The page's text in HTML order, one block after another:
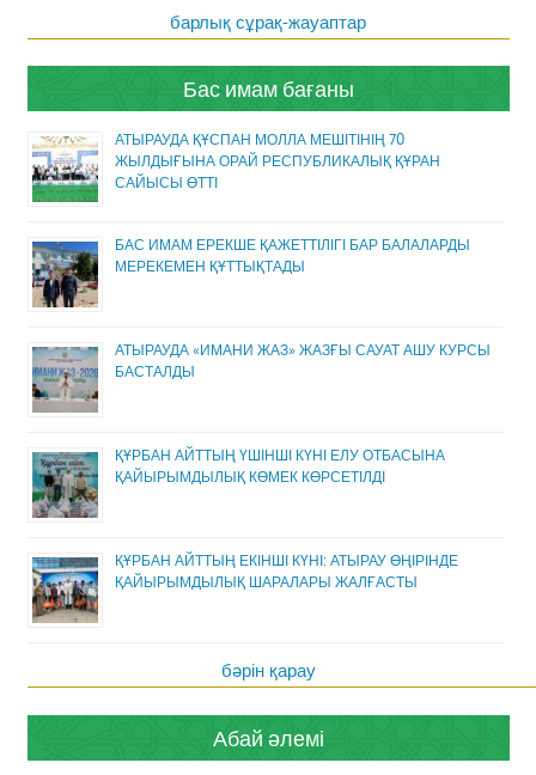
барлық сұрақ-жауаптар
Бас имам бағаны
АТЫРАУДА ҚҰСПАН МОЛЛА МЕШІТІНІҢ 70
ЖЫЛДЫҒЫНА ОРАЙ РЕСПУБЛИКАЛЫҚ ҚҰРАН
САЙЫСЫ ӨТТІ
БАС ИМАМ ЕРЕКШЕ ҚАЖЕТТІЛІГІ БАР БАЛАЛАРДЫ
МЕРЕКЕМЕН ҚҰТТЫҚТАДЫ
АТЫРАУДА «ИМАНИ ЖАЗ» ЖАЗҒЫ САУАТ АШУ КУРСЫ
БАСТАЛДЫ
ҚҰРБАН АЙТТЫҢ ҮШІНШІ КҮНІ ЕЛУ ОТБАСЫНА
ҚАЙЫРЫМДЫЛЫҚ КӨМЕК КӨРСЕТІЛДІ
ҚҰРБАН АЙТТЫҢ ЕКІНШІ КҮНІ: АТЫРАУ ӨҢІРІНДЕ
ҚАЙЫРЫМДЫЛЫҚ ШАРАЛАРЫ ЖАЛҒАСТЫ
бәрін қарау
Абай әлемі